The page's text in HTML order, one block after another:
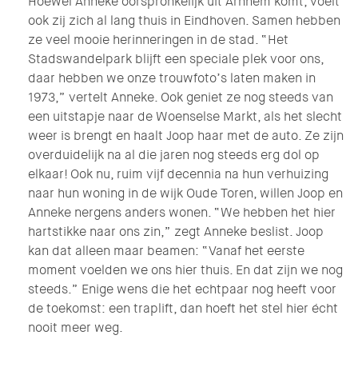
ook zij zich al lang thuis in Eindhoven. Samen hebben
ze veel mooie herinneringen in de stad. “Het
Stadswandelpark blijft een speciale plek voor ons,
daar hebben we onze trouwfoto’s laten maken in
1973,” vertelt Anneke. Ook geniet ze nog steeds van
een uitstapje naar de Woenselse Markt, als het slecht
weer is brengt en haalt Joop haar met de auto. Ze zijn
overduidelijk na al die jaren nog steeds erg dol op
elkaar! Ook nu, ruim vijf decennia na hun verhuizing
naar hun woning in de wijk Oude Toren, willen Joop en
Anneke nergens anders wonen. “We hebben het hier
hartstikke naar ons zin,” zegt Anneke beslist. Joop
kan dat alleen maar beamen: “Vanaf het eerste
moment voelden we ons hier thuis. En dat zijn we nog
steeds.” Enige wens die het echtpaar nog heeft voor
de toekomst: een traplift, dan hoeft het stel hier écht
nooit meer weg.